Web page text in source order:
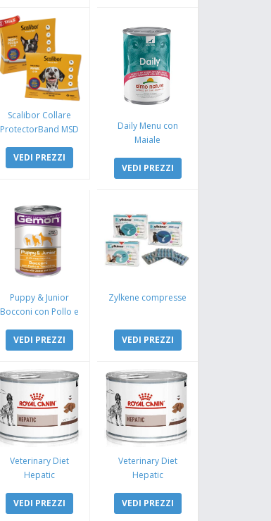
Scalibor Collare
ProtectorBand MSD
VEDI PREZZI
Daily Menu con
Maiale
VEDI PREZZI
Puppy & Junior
Bocconi con Pollo e
VEDI PREZZI
Zylkene compresse
VEDI PREZZI
Veterinary Diet
Hepatic
VEDI PREZZI
Veterinary Diet
Hepatic
VEDI PREZZI